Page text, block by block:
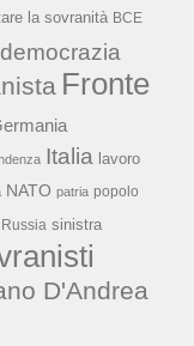
la sovranità BCE
democrazia
Fronte
Italia lavoro
NATO patria popolo
Russia sinistra
D'Andrea